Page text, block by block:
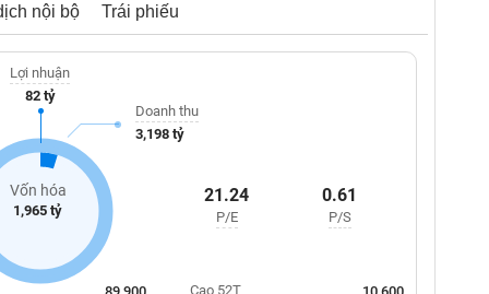
nội bộ Trái phiếu
Vốn hóa
1,965 tỷ
Lợi nhuận
82 tỷ
Doanh thu
3,198 tỷ
21.24
P/E
0.61
P/S
89,900
Cao 52T
10,600